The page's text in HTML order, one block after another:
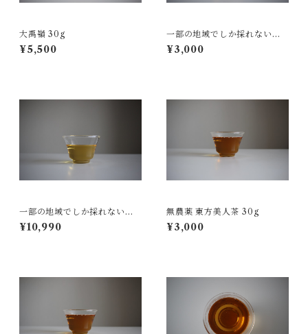
大禹嶺 30g
¥5,500
一部の地域でしか採れない文
山茶 30g
¥3,000
一部の地域でしか採れない文
山茶 150g
¥10,990
無農薬 東方美人茶 30g
¥3,000